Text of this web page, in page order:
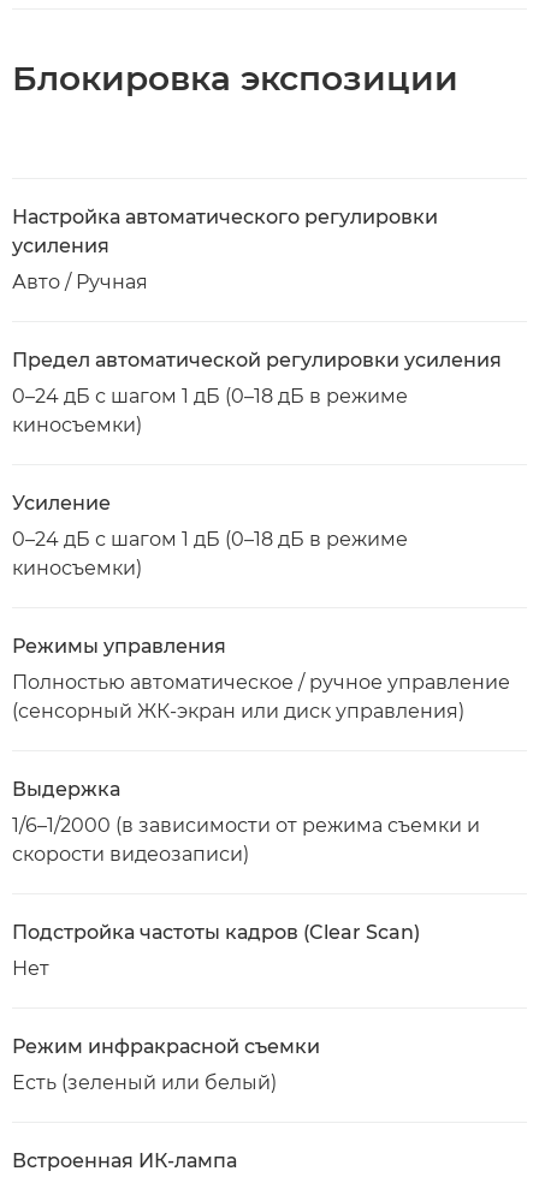
Блокировка экспозиции
Настройка автоматического регулировки
усиления
Авто / Ручная
Предел автоматической регулировки усиления
0–24 дБ с шагом 1 дБ (0–18 дБ в режиме
киносъемки)
Усиление
0–24 дБ с шагом 1 дБ (0–18 дБ в режиме
киносъемки)
Режимы управления
Полностью автоматическое / ручное управление
(сенсорный ЖК-экран или диск управления)
Выдержка
1/6–1/2000 (в зависимости от режима съемки и
скорости видеозаписи)
Подстройка частоты кадров (Clear Scan)
Нет
Режим инфракрасной съемки
Есть (зеленый или белый)
Встроенная ИК-лампа